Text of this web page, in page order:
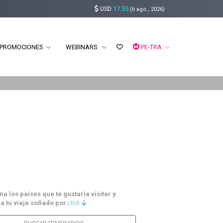
USD 17.55 (6 ago., 2026)
PROMOCIONES WEBINARS PE-TRA
los países que te gustaría visitar y
tu viaje soñado porclick